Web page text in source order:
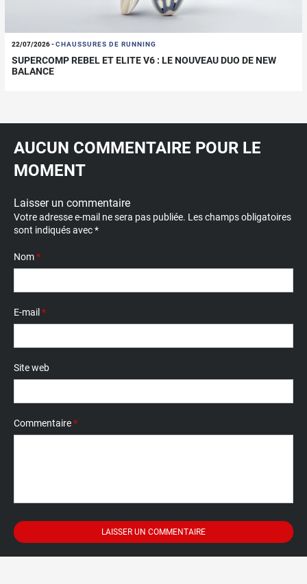
22/07/2026-CHAUSSURES DE RUNNING
SUPERCOMP REBEL ET ELITE V6 : LE NOUVEAU DUO DE NEW
BALANCE
AUCUN COMMENTAIRE POUR LE
MOMENT
Laisser un commentaire
Votre adresse e-mail ne sera pas publiée. Les champs obligatoires
sont indiqués avec*
Nom*
E-mail *
Site web
Commentaire*